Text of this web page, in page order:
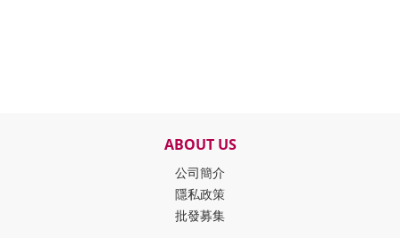
ABOUT US
公司簡介
隱私政策
批發募集